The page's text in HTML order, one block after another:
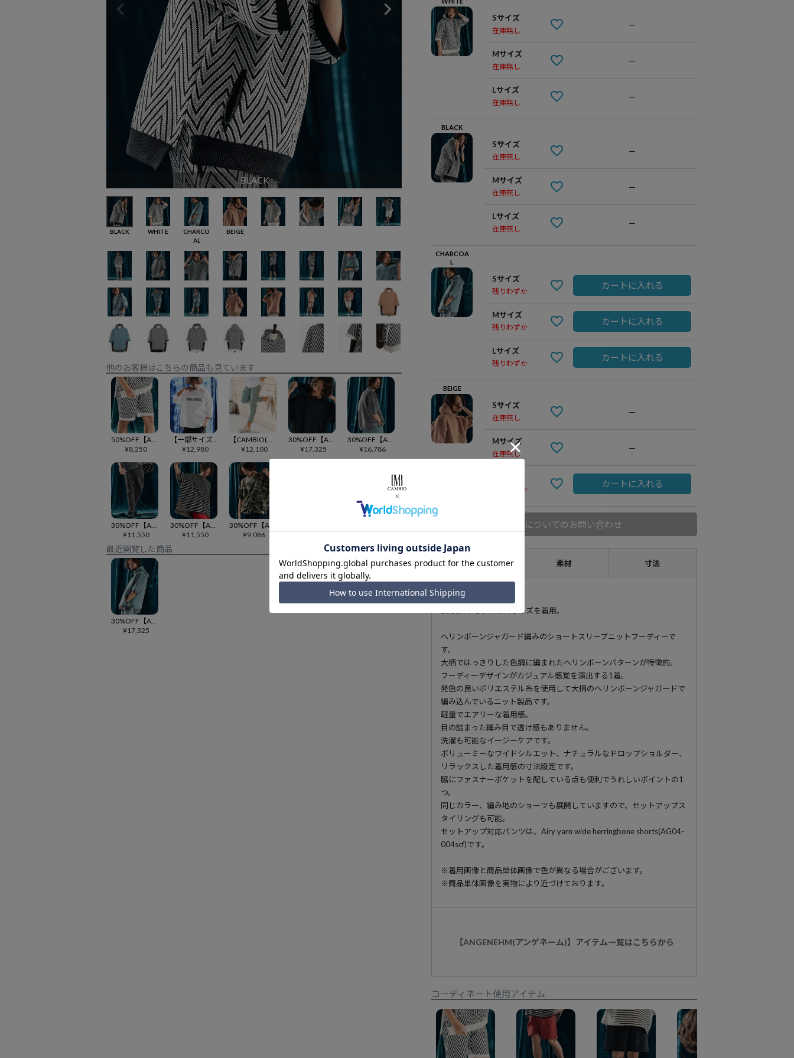
BLACK WHITE
BLACK WHITE
CHARCO
AL
BEIGE
他のお客様はこちらの商品も見ています
¥8,250
¥12,980
¥12,100
¥17,325
¥16,786
¥11,550
¥11,550
¥9,086
¥9,086
¥9,900
最近閲覧した商品
¥17,325
Sサイズ
在庫無し
—
Mサイズ
在庫無し
—
Lサイズ
在庫無し
—
BLACK
Sサイズ
在庫無し
—
Mサイズ
在庫無し
—
Lサイズ
在庫無し
—
CHARCOA
L
Sサイズ
残りわずか
カートに入れる
Mサイズ
残りわずか
カートに入れる
Lサイズ
残りわずか
カートに入れる
BEIGE
Sサイズ
在庫無し
—
Mサイズ
在庫無し
—
残りわずか
カートに入れる
商品についてのお問い合わせ
アイテム説明 素材 寸法
181cmのモデルがMサイズを着用。
ヘリンボーンジャガード編みのショートスリーブニットフーディーで
す。
大柄ではっきりした色調に編まれたヘリンボーンパターンが特徴的。
フーディーデザインがカジュアル感覚を演出する1着。
発色の良いポリエステル糸を使用して大柄のヘリンボーンジャガードで
編み込んでいるニット製品です。
軽量でエアリーな着用感。
目の詰まった編み目で透け感もありません。
洗濯も可能なイージーケアです。
ボリューミーなワイドシルエット、ナチュラルなドロップショルダー、
リラックスした着用感の寸法設定です。
脇にファスナーポケットを配している点も便利でうれしいポイントの1
つ。
同じカラー、編み地のショーツも展開していますので、セットアップス
タイリングも可能。
セットアップ対応パンツは、Airy yarn wide herringbone shorts(AG04-
004scf)です。
※着用画像と商品単体画像で色が異なる場合がございます。
※商品単体画像を実物により近づけております。
【ANGENEHM(アンゲネーム)】アイテム一覧はこちらから
コーディネート使用アイテム